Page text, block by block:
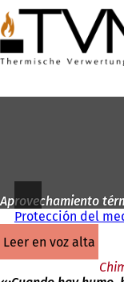
Saltar al contenido
la
página
de
inicio
Aprovechamiento
Protección del
leer en voz alta